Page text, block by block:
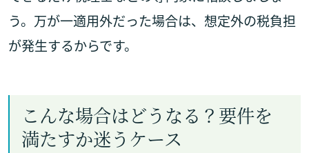
う。万が一適用外だった場合は、想定外の税負担
が発生するからです。
こんな場合はどうなる？要件を
満たすか迷うケース